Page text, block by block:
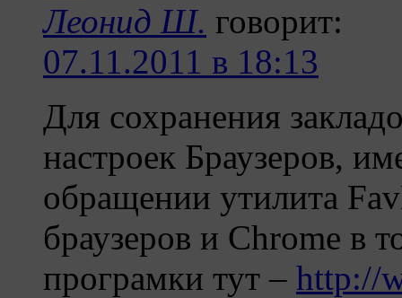
Леонид Ш. говорит:
07.11.2011 в 18:13
Для сохранения
настроек Браузеров,
обращении утилита
браузеров и Chrome в
програмки тут – http://